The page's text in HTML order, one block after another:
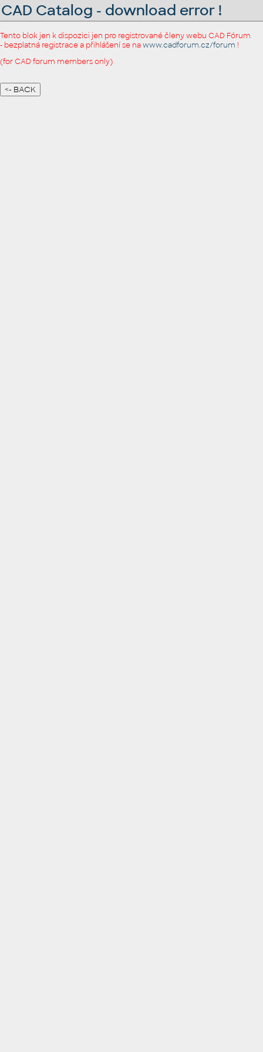
CAD Catalog - download error !
Tento blok jen k dispozici jen pro registrované členy webu CAD Fórum
- bezplatná registrace a přihlášení se nawww.cadforum.cz/forum !
(for CAD forum members only)